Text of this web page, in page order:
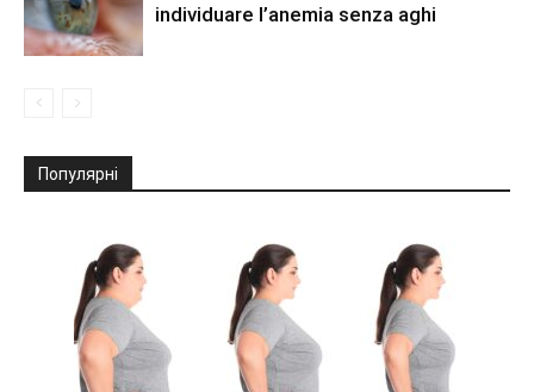
individuare l’anemia senza aghi
Популярні